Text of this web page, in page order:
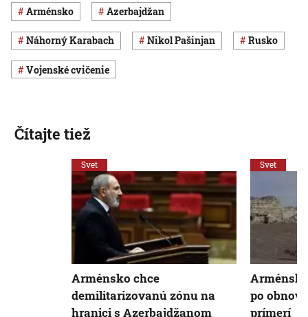
Arménsko Azerbajdžan
Náhorný Karabach Nikol Pašinjan Rusko
vojenské cvičenie
Čítajte tiež
Svet
Arménsko chce
demilitarizovanú zónu na
hranici s Azerbajdžanom
Svet
po
prímerí